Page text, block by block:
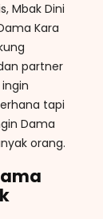
Mbak Dini
Kara
partner
tapi
Dama
orang.